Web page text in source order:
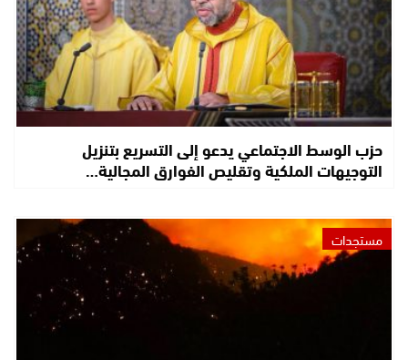
حزب الوسط الاجتماعي يدعو إلى التسريع بتنزيل
التوجيهات الملكية وتقليص الفوارق المجالية…
مستجدات